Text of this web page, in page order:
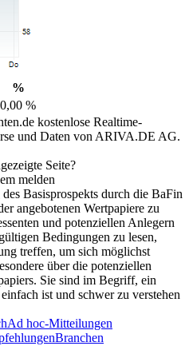
%
0,00 %
kostenlose Realtime-
und Daten von ARIVA.DE AG.
Seite?
melden
Basisprospekts durch die BaFin
angebotenen Wertpapiere zu
und potenziellen Anlegern
Bedingungen zu lesen,
treffen, um sich möglichst
über die potenziellen
Sie sind im Begriff, ein
ist und schwer zu verstehen
Ad hoc-Mitteilungen
Branchen